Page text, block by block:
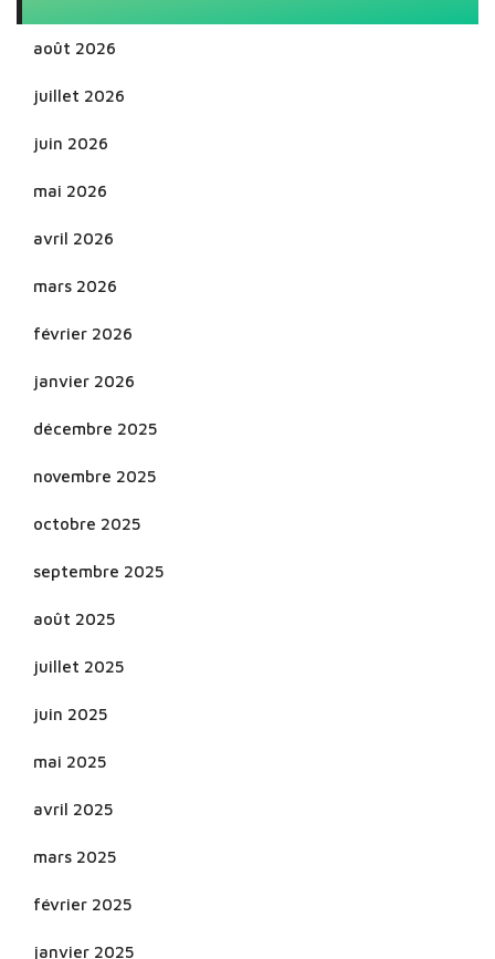
août 2026
juillet 2026
juin 2026
mai 2026
avril 2026
mars 2026
février 2026
janvier 2026
décembre 2025
novembre 2025
octobre 2025
septembre 2025
août 2025
juillet 2025
juin 2025
mai 2025
avril 2025
mars 2025
février 2025
janvier 2025